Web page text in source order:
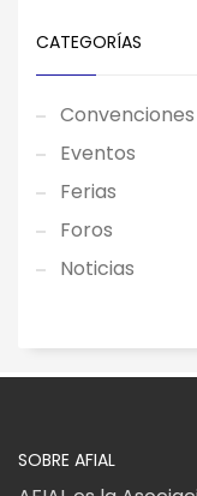
CATEGORÍAS
Convenciones
Eventos
Ferias
Foros
Noticias
SOBRE AFIAL